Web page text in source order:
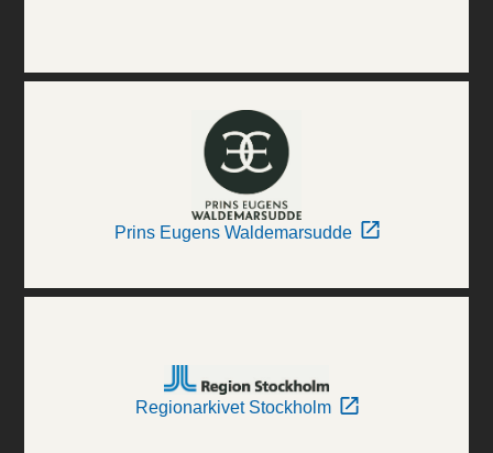
Prins Eugens Waldemarsudde
Regionarkivet Stockholm